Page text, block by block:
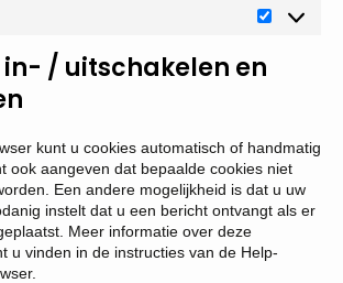
Marketing
in- / uitschakelen en
kunt u cookies automatisch of handmatig
ook aangeven dat bepaalde cookies niet
Een andere mogelijkheid is dat u uw
instelt dat u een bericht ontvangt als er
Meer informatie over deze
u vinden in de instructies van de Help-